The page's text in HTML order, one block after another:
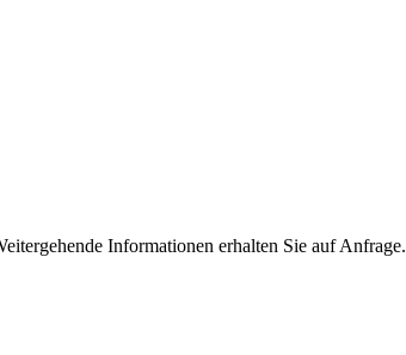
Informationen erhalten Sie auf Anfrage.